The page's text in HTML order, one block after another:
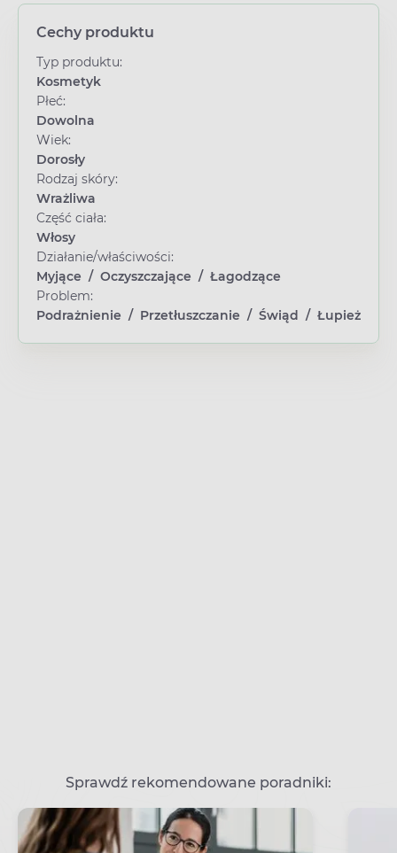
Cechy produktu
Typ produktu:
Kosmetyk
Płeć:
Dowolna
Wiek:
Dorosły
Rodzaj skóry:
Wrażliwa
Część ciała:
Włosy
Działanie/właściwości:
Myjące / Oczyszczające / Łagodzące
Problem:
Podrażnienie / Przetłuszczanie / Świąd / Łupież
Sprawdź rekomendowane poradniki: